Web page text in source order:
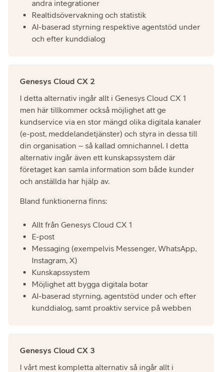
andra integrationer
Realtidsövervakning och statistik
AI-baserad styrning respektive agentstöd under
och efter kunddialog
Genesys Cloud CX 2
I detta alternativ ingår allt i Genesys Cloud CX 1
men här tillkommer också möjlighet att ge
kundservice via en stor mängd olika digitala kanaler
(e-post, meddelandetjänster) och styra in dessa till
din organisation – så kallad omnichannel. I detta
alternativ ingår även ett kunskapssystem där
företaget kan samla information som både kunder
och anställda har hjälp av.
Bland funktionerna finns:
Allt från Genesys Cloud CX 1
E-post
Messaging (exempelvis Messenger, WhatsApp,
Instagram, X)
Kunskapssystem
Möjlighet att bygga digitala botar
AI-baserad styrning, agentstöd under och efter
kunddialog, samt proaktiv service på webben
Genesys Cloud CX 3
I vårt mest kompletta alternativ så ingår allt i